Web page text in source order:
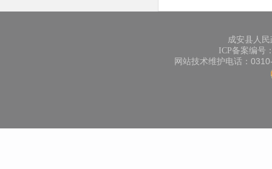
成安县人
ICP备案编号
网站技术维护电话：